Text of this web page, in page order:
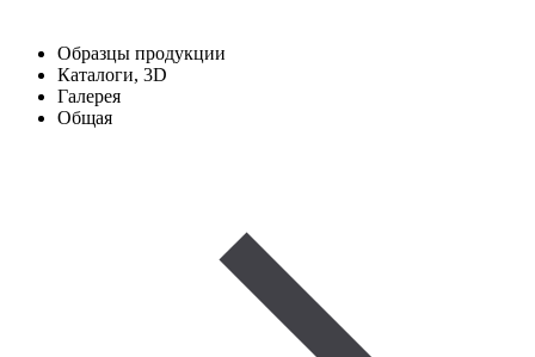
Образцы продукции
Каталоги, 3D
Галерея
Общая